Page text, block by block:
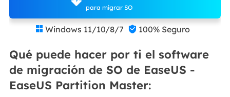
para migrar SO
 Windows 11/10/8/7  100% Seguro
Qué puede hacer por ti el software
de migración de SO de EaseUS -
EaseUS Partition Master: